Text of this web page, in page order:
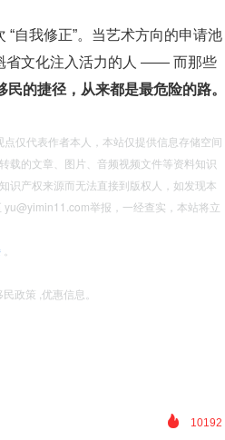
自我修正”。当艺术方向的申请池
省文化注入活力的人 —— 而那些
民的捷径，从来都是最危险的路。
仅代表作者本人，本站仅提供信息存储空间
载的文章、图片、音频视频文件等资料知识
识产权来源而无法直接到版权人，如发现本
举报，一经查实，本站将立
政策 ,优惠信息。
10192